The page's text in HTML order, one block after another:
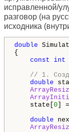
исправленной/
разговор (на
исходника
double
{
const
int
// 1.
double
state[ 0 ]
double